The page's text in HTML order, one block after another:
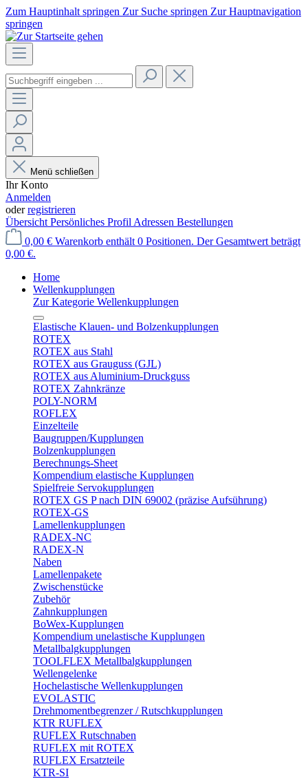
Zum Hauptinhalt springen Zur Suche springen Zur Hauptnavigation
springen
Menü schließen
Ihr Konto
Anmelden
oderregistrieren
Übersicht Persönliches Profil Adressen Bestellungen
0,00 € Warenkorb enthält 0 Positionen. Der Gesamtwert beträgt
0,00 €.
Home
Wellenkupplungen
Zur Kategorie Wellenkupplungen
Elastische Klauen- und Bolzenkupplungen
ROTEX
ROTEX aus Stahl
ROTEX aus Grauguss (GJL)
ROTEX aus Aluminium-Druckguss
ROTEX Zahnkränze
POLY-NORM
ROFLEX
Einzelteile
Baugruppen/Kupplungen
Bolzenkupplungen
Berechnungs-Sheet
Kompendium elastische Kupplungen
Spielfreie Servokupplungen
ROTEX GS P nach DIN 69002 (präzise Aufsührung)
ROTEX-GS
Lamellenkupplungen
RADEX-NC
RADEX-N
Naben
Lamellenpakete
Zwischenstücke
Zubehör
Zahnkupplungen
BoWex-Kupplungen
Kompendium unelastische Kupplungen
Metallbalgkupplungen
TOOLFLEX Metallbalgkupplungen
Wellengelenke
Hochelastische Wellenkupplungen
EVOLASTIC
Drehmomentbegrenzer / Rutschkupplungen
KTR RUFLEX
RUFLEX Rutschnaben
RUFLEX mit ROTEX
RUFLEX Ersatzteile
KTR-SI